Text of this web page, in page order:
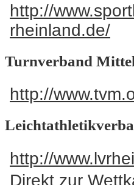
Fit im Alter
Swing-
Fitness
Smovey
Latin
Volleyball
2011
http://
rheinland.de/
Turnverband
http://
http://
Direkt zur